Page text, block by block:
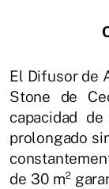
El Difusor de
Stone de
capacidad
prolongado
de 30 m²